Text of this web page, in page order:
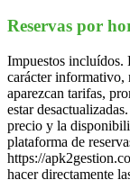
Reservas por
Impuestos incluídos.
carácter informativo,
aparezcan tarifas,
estar
precio y la
plataforma de
https://
hacer directamente